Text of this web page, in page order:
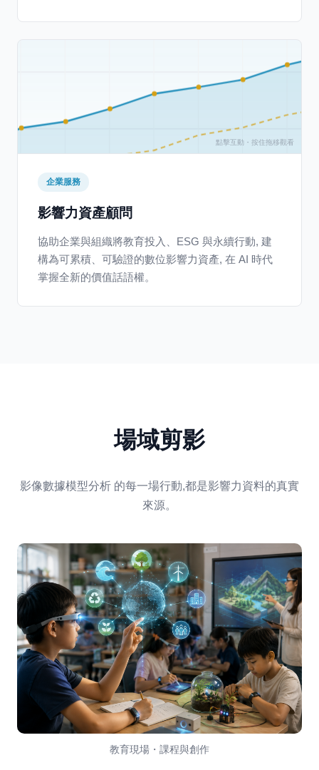
企業服務
影響力資產顧問
協助企業與組織將教育投入、ESG 與永續行動, 建
構為可累積、可驗證的數位影響力資產, 在 AI 時代
掌握全新的價值話語權。
場域剪影
影像數據模型分析 的每一場行動,都是影響力資料的真實
來源。
教育現場・課程與創作